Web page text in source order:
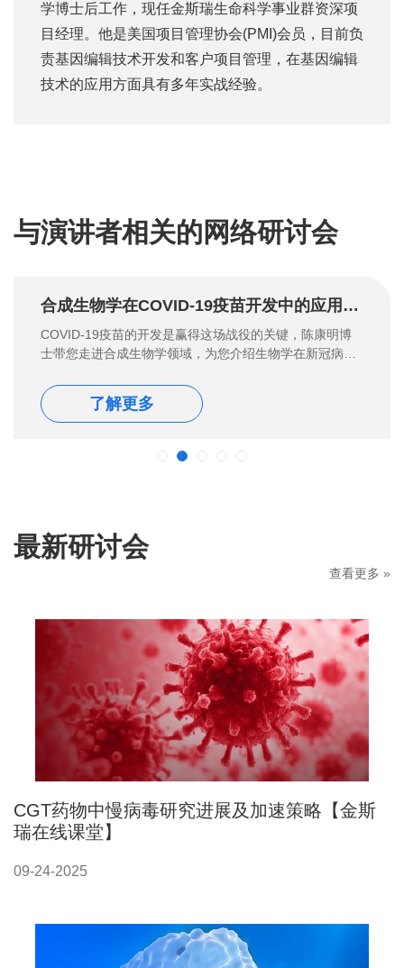
学博士后工作，现任金斯瑞生命科学事业群资深项
目经理。他是美国项目管理协会(PMI)会员，目前负
责基因编辑技术开发和客户项目管理，在基因编辑
技术的应用方面具有多年实战经验。
与演讲者相关的网络研讨会
合成生物学在COVID-19疫苗开发中的应用-金斯瑞
COVID-19疫苗的开发是赢得这场战役的关键，陈康明博
士带您走进合成生物学领域，为您介绍生物学在新冠病毒
了解更多
最新研讨会
查看更多 »
CGT药物中慢病毒研究进展及加速策略【金斯
瑞在线课堂】
09-24-2025